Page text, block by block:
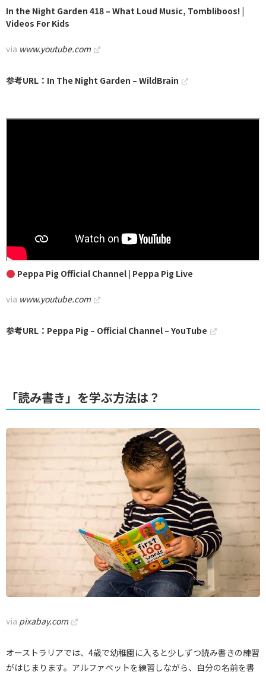
In the Night Garden 418 – What Loud Music, Tombliboos! |
Videos For Kids
via www.youtube.com
参考URL：In The Night Garden – WildBrain
Peppa Pig Official Channel | Peppa Pig Live
via www.youtube.com
参考URL：Peppa Pig – Official Channel – YouTube
「読み書き」を学ぶ方法は？
via pixabay.com
オーストラリアでは、4歳で幼稚園に入ると少しずつ読み書きの練習
がはじまります。アルファベットを練習しながら、自分の名前を書